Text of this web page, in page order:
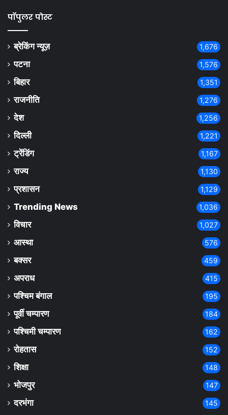
पॉपुलर पोस्ट
ब्रेकिंग न्यूज़ 1,676
पटना 1,576
बिहार 1,351
राजनीति 1,276
देश 1,256
दिल्ली 1,221
ट्रेंडिंग 1,167
राज्य 1,130
प्रशासन 1,129
Trending News 1,036
विचार 1,027
आस्था 576
बक्सर 459
अपराध 415
पश्चिम बंगाल 195
पूर्वी चम्पारण 184
पश्चिमी चम्पारण 162
रोहतास 152
शिक्षा 148
भोजपुर 147
दरभंगा 145